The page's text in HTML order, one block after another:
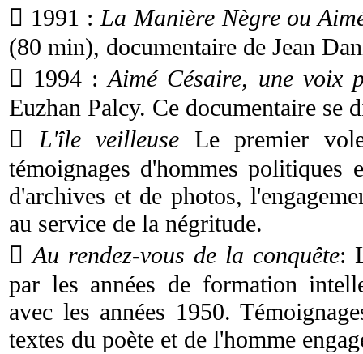
 1991 : La Manière Nègre ou
(80 min), documentaire de Jean
 1994 :Aimé Césaire, une voix
Euzhan Palcy. Ce documentaire se
 L'île veilleuse Le premier
témoignages d'hommes politiques
d'archives et de photos,
au service de la négritude.
 Au rendez-vous de la conquête:
par les années de formation
avec les années 1950.
textes du poète et de l'homme